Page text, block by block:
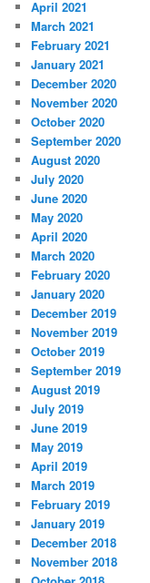
April 2021
March 2021
February 2021
January 2021
December 2020
November 2020
October 2020
September 2020
August 2020
July 2020
June 2020
May 2020
April 2020
March 2020
February 2020
January 2020
December 2019
November 2019
October 2019
September 2019
August 2019
July 2019
June 2019
May 2019
April 2019
March 2019
February 2019
January 2019
December 2018
November 2018